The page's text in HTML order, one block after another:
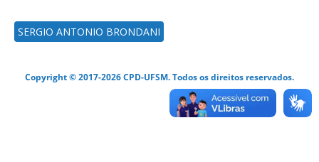
SERGIO ANTONIO BRONDANI
Copyright © 2017-2026 CPD-UFSM. Todos os direitos reservados.